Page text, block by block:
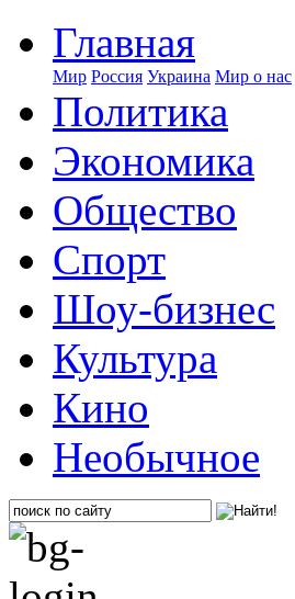
Главная
Мир Россия Украина Мир о нас
Политика
Экономика
Общество
Спорт
Шоу-бизнес
Культура
Кино
Необычное